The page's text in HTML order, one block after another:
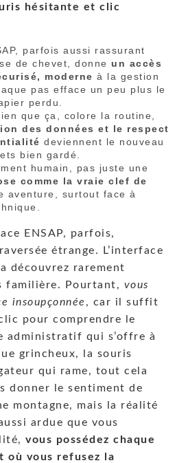
hésitante et clic
parfois aussi rassurant
de chevet, donne un accès
moderne à la gestion
pas efface un peu plus le
perdu.
que ça, colore la routine,
des données et le respect
deviennent le nouveau
bien gardé.
humain, pas juste une
comme la vraie clef de
aventure, surtout face à
ENSAP, parfois,
étrange. L’interface
découvrez rarement
familière. Pourtant, vous
insoupçonnée , car il suffit
pour comprendre le
administratif qui s’offre à
grincheux, la souris
qui rame, tout cela
donner le sentiment de
montagne, mais la réalité
ardue que vous
vous possédez chaque
où vous refusez la